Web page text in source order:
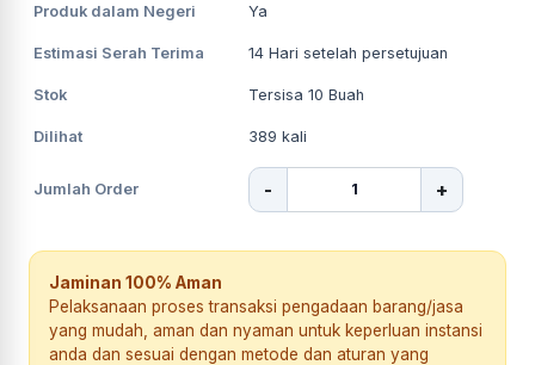
Produk dalam Negeri Ya
Estimasi Serah Terima 14 Hari setelah persetujuan
Stok Tersisa 10 Buah
Dilihat 389 kali
Jumlah Order - +
Jaminan 100% Aman
Pelaksanaan proses transaksi pengadaan barang/jasa
yang mudah, aman dan nyaman untuk keperluan instansi
anda dan sesuai dengan metode dan aturan yang